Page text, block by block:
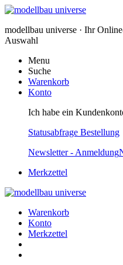
modellbau universe · Ihr
Auswahl
Menu
Suche
Warenkorb
Konto
Ich habe ein
Statusabfrage Bestellung
Newsletter - Anmeldung
Merkzettel
Warenkorb
Konto
Merkzettel